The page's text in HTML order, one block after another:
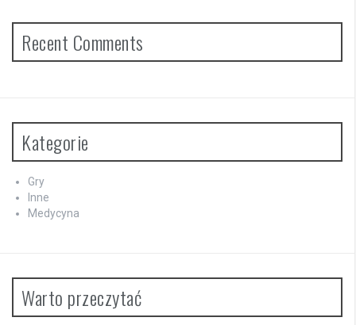
Recent Comments
Kategorie
Gry
Inne
Medycyna
Warto przeczytać